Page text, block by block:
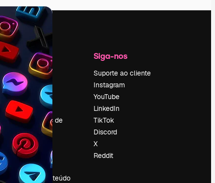
Empresa
Preços
Sobre nós
Reviews
Emprego
Tendências de
pesquisa
Blog
Eventos
Slidesgo
Vender conteúdo
Siga-nos
Suporte ao cliente
Instagram
YouTube
LinkedIn
TikTok
Discord
X
Reddit